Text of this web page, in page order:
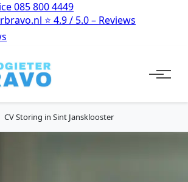
085 800 4449
⭐ 4.9 / 5.0 – Reviews
CV Storing in Sint Jansklooster